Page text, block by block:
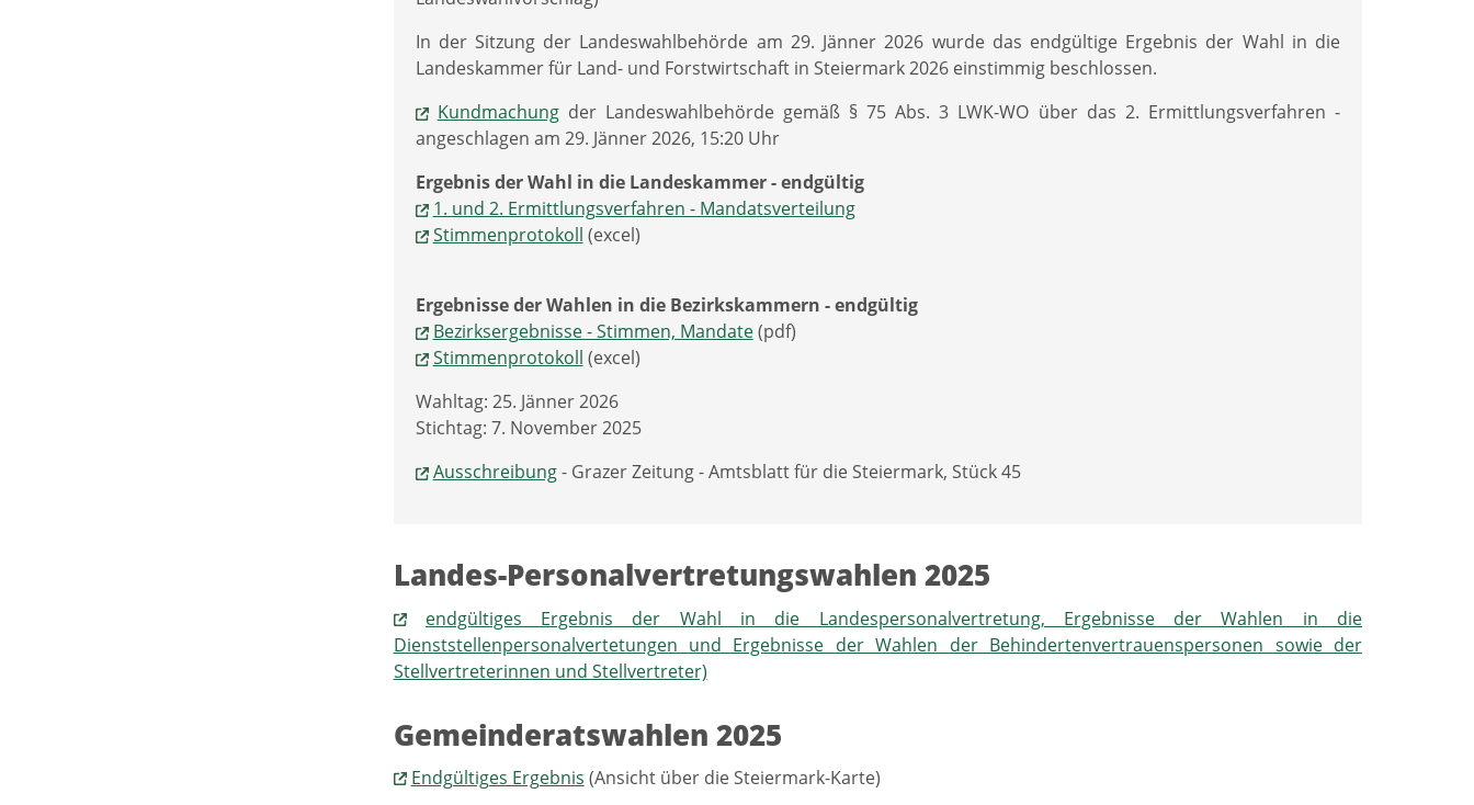
In der Sitzung der Landeswahlbehörde am 29. Jänner 2026 wurde das endgültige Ergebnis der Wahl in die
Landeskammer für Land- und Forstwirtschaft in Steiermark 2026 einstimmig beschlossen.
Kundmachungder Landeswahlbehörde gemäß § 75 Abs. 3 LWK-WO über das 2. Ermittlungsverfahren -
angeschlagen am 29. Jänner 2026, 15:20 Uhr
Ergebnis der Wahl in die Landeskammer - endgültig
1. und 2. Ermittlungsverfahren - Mandatsverteilung
Stimmenprotokoll (excel)
Ergebnisse der Wahlen in die Bezirkskammern - endgültig
Bezirksergebnisse - Stimmen, Mandate(pdf)
Stimmenprotokoll (excel)
Wahltag: 25. Jänner 2026
Stichtag: 7. November 2025
Ausschreibung- Grazer Zeitung - Amtsblatt für die Steiermark, Stück 45
Landes-Personalvertretungswahlen 2025
endgültiges Ergebnis der Wahl in die Landespersonalvertretung, Ergebnisse der Wahlen in die
Dienststellenpersonalvertetungen und Ergebnisse der Wahlen der Behindertenvertrauenspersonen sowie der
Stellvertreterinnen und Stellvertreter)
Gemeinderatswahlen 2025
Endgültiges Ergebnis (Ansicht über die Steiermark-Karte)